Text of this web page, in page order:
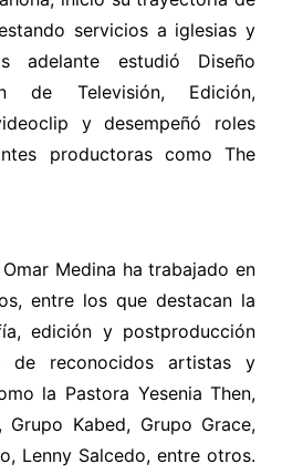
servicios a iglesias y
adelante estudió Diseño
de Televisión, Edición,
y desempeñó roles
productoras como The
Medina ha trabajado en
entre los que destacan la
edición y postproducción
de reconocidos artistas y
la Pastora Yesenia Then,
Grupo Kabed, Grupo Grace,
Lenny Salcedo, entre otros.